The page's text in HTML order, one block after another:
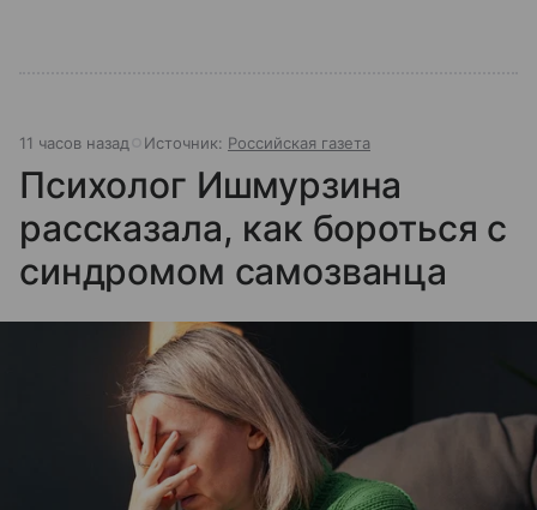
11 часов назад Источник: Российская газета
Психолог Ишмурзина
рассказала, как бороться с
синдромом самозванца